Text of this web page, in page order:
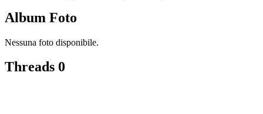
Album Foto
Nessuna foto disponibile.
Threads 0